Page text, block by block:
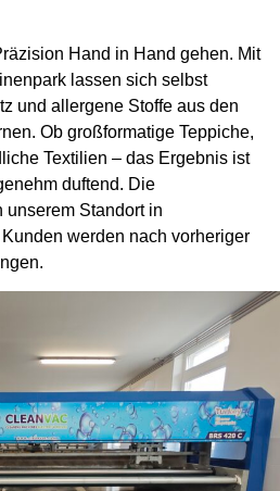
Hand in Hand gehen. Mit
lassen sich selbst
und allergene Stoffe aus den
Ob großformatige Teppiche,
Textilien – das Ergebnis ist
duftend. Die
unserem Standort in
werden nach vorheriger